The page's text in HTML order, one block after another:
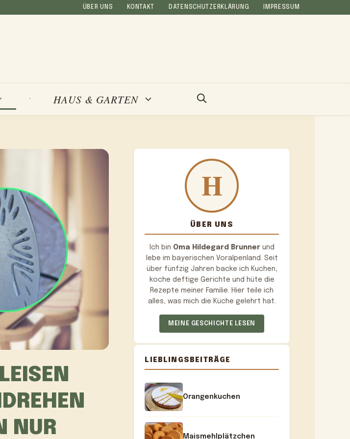
ÜBER UNS KONTAKT DATENSCHUTZERKLÄRUNG IMPRESSUM
HAUS & GARTEN
NUR
ÜBER UNS
Ich bin Oma Hildegard Brunnerund
lebe im bayerischen Voralpenland. Seit
über fünfzig Jahren backe ich Kuchen,
koche deftige Gerichte und hüte die
Rezepte meiner Familie. Hier teile ich
alles, was mich die Küche gelehrt hat.
MEINE GESCHICHTE LESEN
LIEBLINGSBEITRÄGE
Orangenkuchen
Maismehlplätzchen